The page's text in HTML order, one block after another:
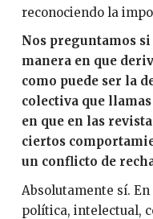
reconociendo la
Nos preguntamos
manera en que
como puede ser la
colectiva que
en que en las
ciertos
un conflicto de
Absolutamente sí.
política, intelectual,